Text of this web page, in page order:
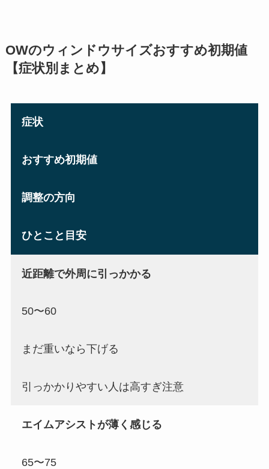
OWのウィンドウサイズおすすめ初期値
【症状別まとめ】
症状
おすすめ初期値
調整の方向
ひとこと目安
近距離で外周に引っかかる
50〜60
まだ重いなら下げる
引っかかりやすい人は高すぎ注意
エイムアシストが薄く感じる
65〜75